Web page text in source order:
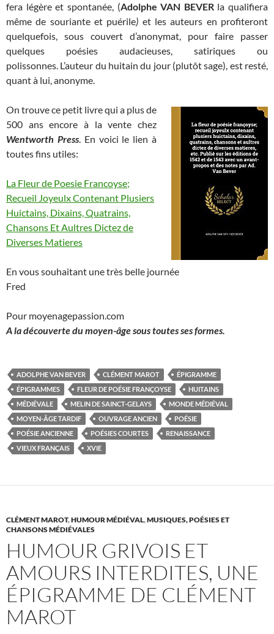
fera légère et spontanée, (Adolphe VAN BEVER la qualifiera
même de souriante et puérile) et les auteurs en profiteront
quelquefois, sous couvert d’anonymat, pour faire passer
quelques poésies audacieuses, satiriques ou
polissonnes. L’auteur du huitain du jour (plutôt sage), est resté,
quant à lui, anonyme.
On trouve ce petit livre qui a plus de
500 ans encore à la vente chez
Wentworth Press. En voici le lien à
toutes fins utiles:
La Fleur de Poesie Francoyse;
Recueil Joyeulx Contenant Plusiers
Huictains, Dixains, Quatrains,
Chansons Et Aultres Dictez de
Diverses Matieres
En vous souhaitant une très belle journée
Fred
Pour moyenagepassion.com
A la découverte du moyen-âge sous toutes ses formes.
ADOLPHE VAN BEVER CLÉMENT MAROT
ÉPIGRAMME
ÉPIGRAMMES
FLEUR DE POÉSIE FRANÇOYSE
HUITAINS
MÉDIÉVALE
MELIN DE SAINCT-GELAYS
MONDE MÉDIÉVAL
MOYEN-ÂGE TARDIF
OUVRAGE ANCIEN
POÉSIE
POÉSIE ANCIENNE
POÉSIES COURTES
RENAISSANCE
VIEUX FRANÇAIS
XVIE
CLÉMENT MAROT,HUMOUR MÉDIÉVAL,MUSIQUES, POÉSIES ET
CHANSONS MÉDIÉVALES
HUMOUR GRIVOIS ET
AMOURS INTERDITES, UNE
ÉPIGRAMME DE CLÉMENT
MAROT